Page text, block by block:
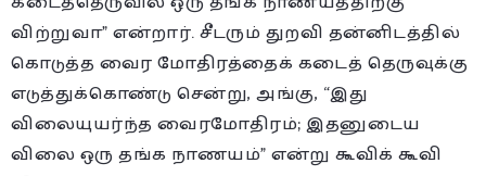
விற்றுவா” என்றார். சீடரும் துறவி தன்னிடத்தில்
கொடுத்த வைர மோதிரத்தைக் கடைத் தெருவுக்கு
எடுத்துக்கொண்டு சென்று, அங்கு, “இது
விலையுயர்ந்த வைரமோதிரம்; இதனுடைய
விலை ஒரு தங்க நாணயம்” என்று கூவிக் கூவி